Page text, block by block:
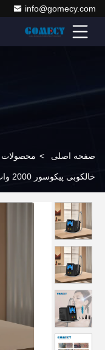
info@gomecy.com
صفحه اصلی > محصولات